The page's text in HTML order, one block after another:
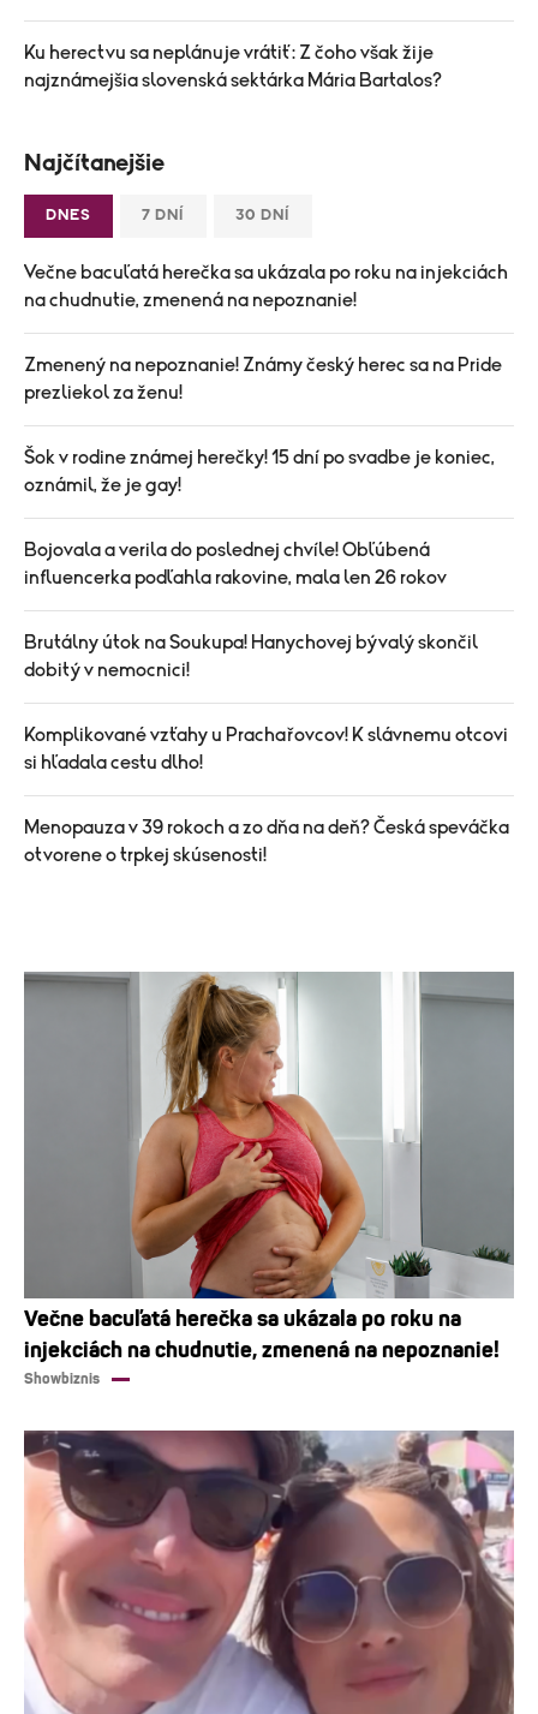
Ku herectvu sa neplánuje vrátiť: Z čoho však žije
najznámejšia slovenská sektárka Mária Bartalos?
Najčítanejšie
DNES 7 DNÍ 30 DNÍ
Večne bacuľatá herečka sa ukázala po roku na injekciách
na chudnutie, zmenená na nepoznanie!
Zmenený na nepoznanie! Známy český herec sa na Pride
prezliekol za ženu!
Šok v rodine známej herečky! 15 dní po svadbe je koniec,
oznámil, že je gay!
Bojovala a verila do poslednej chvíle! Obľúbená
influencerka podľahla rakovine, mala len 26 rokov
Brutálny útok na Soukupa! Hanychovej bývalý skončil
dobitý v nemocnici!
Komplikované vzťahy u Prachařovcov! K slávnemu otcovi
si hľadala cestu dlho!
Menopauza v 39 rokoch a zo dňa na deň? Česká speváčka
otvorene o trpkej skúsenosti!
Večne bacuľatá herečka sa ukázala po roku na
injekciách na chudnutie, zmenená na nepoznanie!
Showbiznis